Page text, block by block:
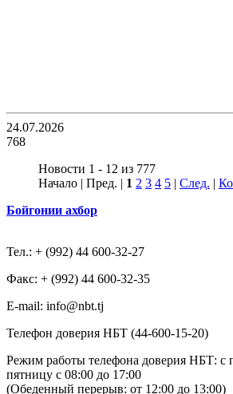
24.07.2026
768
Новости 1 - 12 из 777
Начало | Пред. | 1 2 3 4 5 | След. |
Бойгонии ахбор
Тел.: + (992) 44 600-32-27
Факс: + (992) 44 600-32-35
Е-mail: info@nbt.tj
Телефон доверия НБТ (44-600-15-20)
Режим работы телефона доверия НБТ: с
пятницу с 08:00 до 17:00
(Обеденный перерыв: от 12:00 до 13:00)